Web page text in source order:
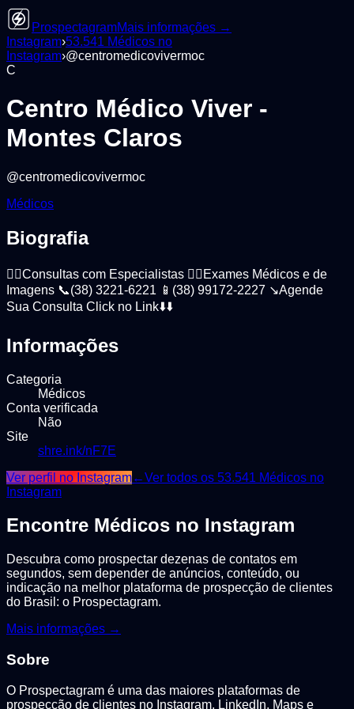
ProspectagramMais informações →
Instagram›53.541 Médicos no
Instagram›@centromedicovivermoc
C
Centro Médico Viver -
Montes Claros
@centromedicovivermoc
Médicos
Biografia
👨‍⚕️Consultas com Especialistas 👨‍⚕️Exames Médicos e de
Imagens 📞(38) 3221-6221 📱(38) 99172-2227 ↘️Agende
Sua Consulta Click no Link⬇️⬇️
Informações
Categoria
Médicos
Conta verificada
Não
Site
shre.ink/nF7E
Ver perfil no Instagram←Ver todos os 53.541 Médicos no
Instagram
Encontre Médicos no Instagram
Descubra como prospectar dezenas de contatos em
segundos, sem depender de anúncios, conteúdo, ou
indicação na melhor plataforma de prospecção de clientes
do Brasil: o Prospectagram.
Mais informações →
Sobre
O Prospectagram é uma das maiores plataformas de
prospecção de clientes no Instagram, LinkedIn, Maps e